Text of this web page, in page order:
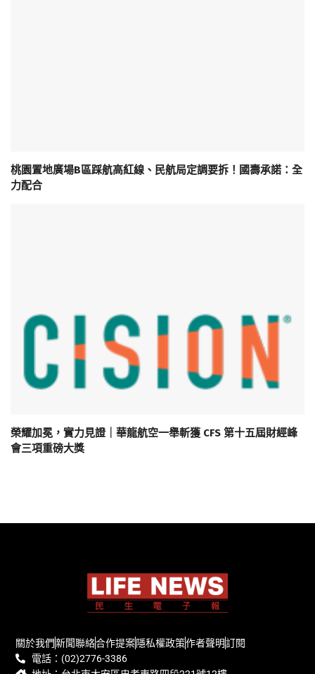
桃園置地廣場B區踩航高紅線、民航局定調要拆！國壽承諾：全
力配合
榮耀加冕，實力見證｜華龍航空一舉斬獲 CFS 第十五屆財經峰
會三項重磅大獎
關於我們新聞聯絡合作提案隱私權政策作者聲明訂閱
電話：(02)2776-3386